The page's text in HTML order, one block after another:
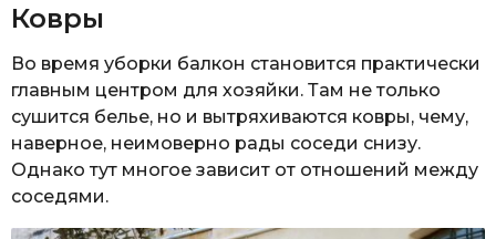
Ковры
Во время уборки балкон становится практически
главным центром для хозяйки. Там не только
сушится белье, но и вытряхиваются ковры, чему,
наверное, неимоверно рады соседи снизу.
Однако тут многое зависит от отношений между
соседями.